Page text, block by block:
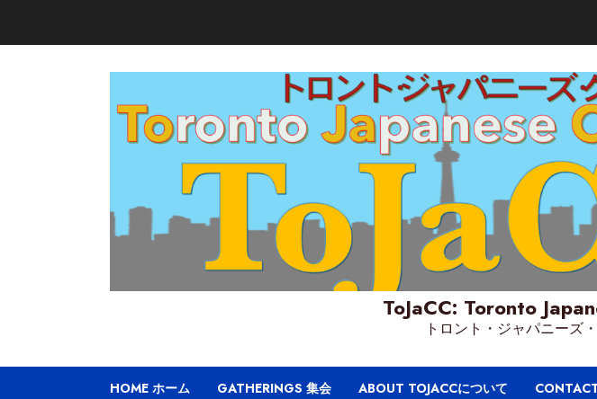
ToJaCC: Toronto
トロント・ジャパニーズ
HOME ホーム GATHERINGS 集会 ABOUT TOJACCについて